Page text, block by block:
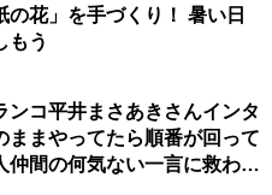
の花」を手づくり！ 暑い日
もう
ンコ平井まさあきさんインタ
ままやってたら順番が回って
仲間の何気ない一言に救われ